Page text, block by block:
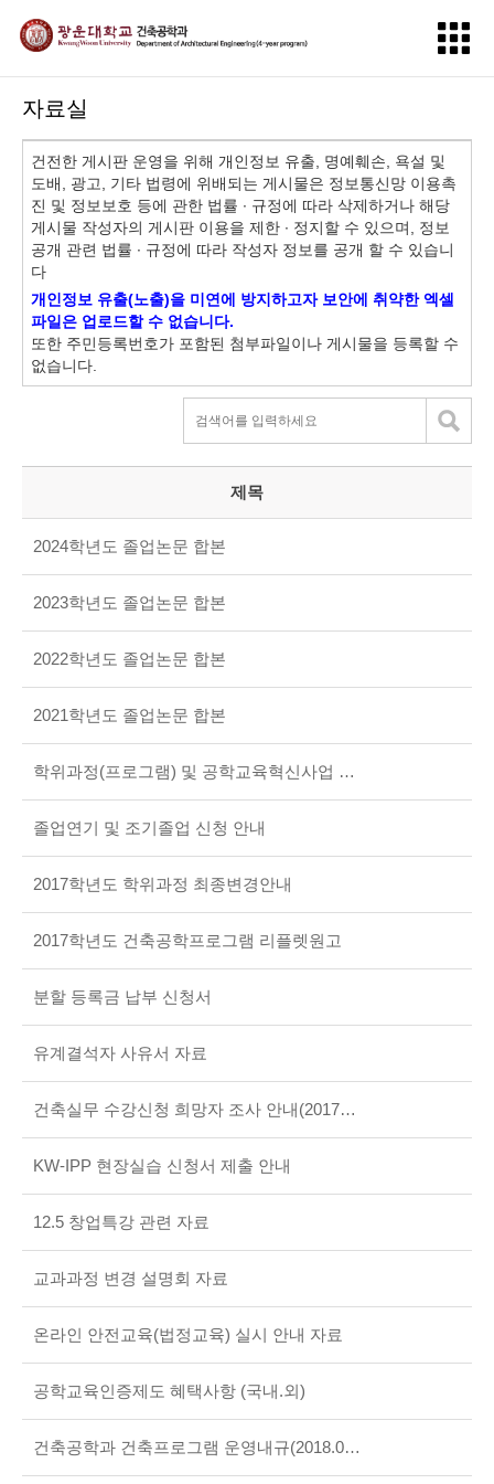
자료실
건전한 게시판 운영을 위해 개인정보 유출, 명예훼손, 욕설 및
도배, 광고, 기타 법령에 위배되는 게시물은 정보통신망 이용촉
진 및 정보보호 등에 관한 법률 ∙ 규정에 따라 삭제하거나 해당
게시물 작성자의 게시판 이용을 제한 ∙ 정지할 수 있으며, 정보
공개 관련 법률 ∙ 규정에 따라 작성자 정보를 공개 할 수 있습니
다
개인정보 유출(노출)을 미연에 방지하고자 보안에 취약한 엑셀
파일은 업로드할 수 없습니다.
또한 주민등록번호가 포함된 첨부파일이나 게시물을 등록할 수
없습니다.
제목
2024학년도 졸업논문 합본
2023학년도 졸업논문 합본
2022학년도 졸업논문 합본
2021학년도 졸업논문 합본
학위과정(프로그램) 및 공학교육혁신사업 설명회
졸업연기 및 조기졸업 신청 안내
2017학년도 학위과정 최종변경안내
2017학년도 건축공학프로그램 리플렛원고
분할 등록금 납부 신청서
유계결석자 사유서 자료
건축실무 수강신청 희망자 조사 안내(2017년 동계)
KW-IPP 현장실습 신청서 제출 안내
12.5 창업특강 관련 자료
교과과정 변경 설명회 자료
온라인 안전교육(법정교육) 실시 안내 자료
공학교육인증제도 혜택사항 (국내.외)
건축공학과 건축프로그램 운영내규(2018.05.01)